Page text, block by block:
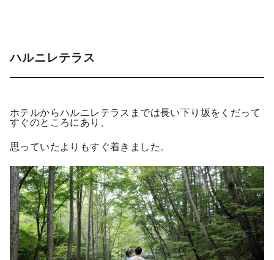
ハルニレテラス
ホテルからハルニレテラスまでは長い下り坂をくだって
すぐのところにあり、
思っていたよりもすぐ着きました。